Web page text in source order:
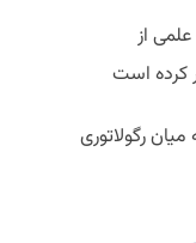
از
کرده است
رگولاتوری